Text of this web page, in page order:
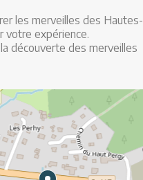
les merveilles des Hautes-
votre expérience.
découverte des merveilles